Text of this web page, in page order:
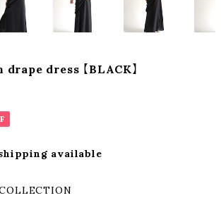
drape dress 【BLACK】
available